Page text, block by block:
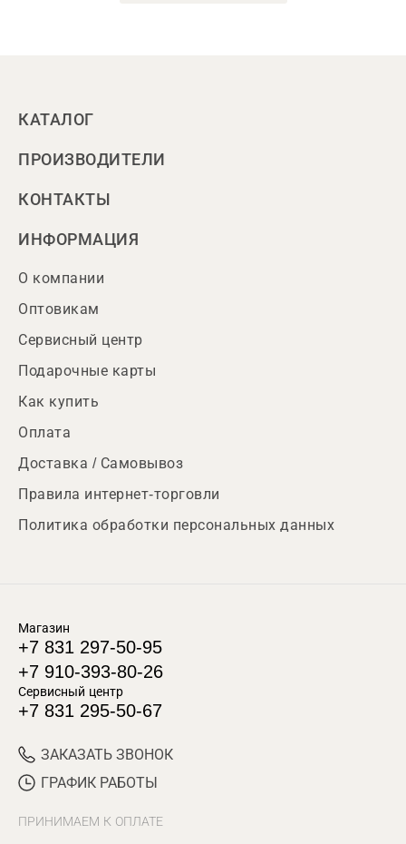
КАТАЛОГ
ПРОИЗВОДИТЕЛИ
КОНТАКТЫ
ИНФОРМАЦИЯ
О компании
Оптовикам
Сервисный центр
Подарочные карты
Как купить
Оплата
Доставка / Самовывоз
Правила интернет-торговли
Политика обработки персональных данных
Магазин
+7 831 297-50-95
+7 910-393-80-26
Сервисный центр
+7 831 295-50-67
ЗАКАЗАТЬ ЗВОНОК
ГРАФИК РАБОТЫ
ПРИНИМАЕМ К ОПЛАТЕ